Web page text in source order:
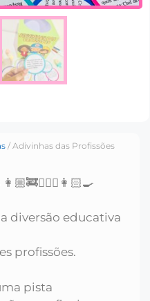
/ Adivinhas das Profissões
diversão educativa
profissões.
pista